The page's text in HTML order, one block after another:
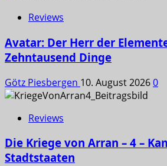
Reviews
Avatar: Der Herr der
Zehntausend Dinge
Götz Piesbergen 10. August 20260
Reviews
Die Kriege von Arran – 4 –
Stadtstaaten